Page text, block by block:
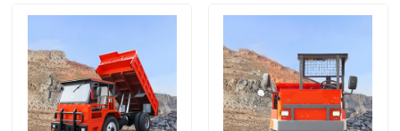
Địa chỉ liên hệ